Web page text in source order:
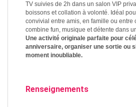
TV suivies de 2h dans un salon VIP
boissons et collation à volonté. Idéal
convivial entre amis, en famille ou entre
combine fun, musique et détente dans
Une activité originale parfaite pour
anniversaire, organiser une sortie ou
moment inoubliable.
Renseignements